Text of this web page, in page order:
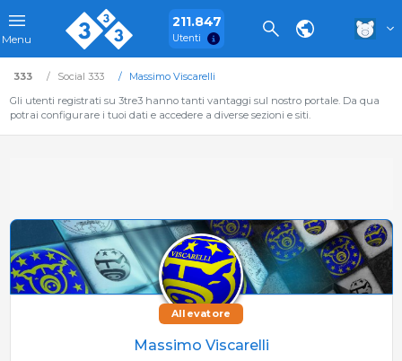
Menu
211.847
Utenti
333 Social 333
Massimo Viscarelli
Gli utenti registrati su 3tre3 hanno tanti vantaggi sul nostro portale. Da qua
potrai configurare i tuoi dati e accedere a diverse sezioni e siti.
Allevatore
Massimo Viscarelli